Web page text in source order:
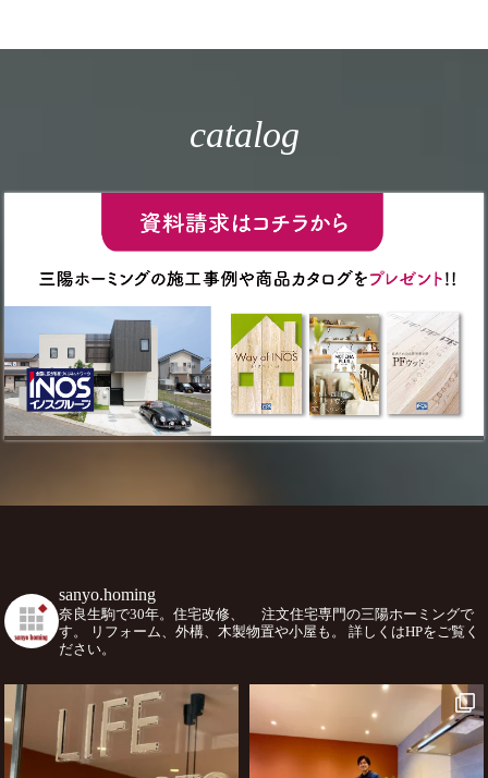
catalog
sanyo.homing
奈良生駒で30年。住宅改修、
注文住宅専門の三陽ホーミングで
す。
リフォーム、外構、木製物置や小屋も。
詳しくはHPをご覧く
ださい。